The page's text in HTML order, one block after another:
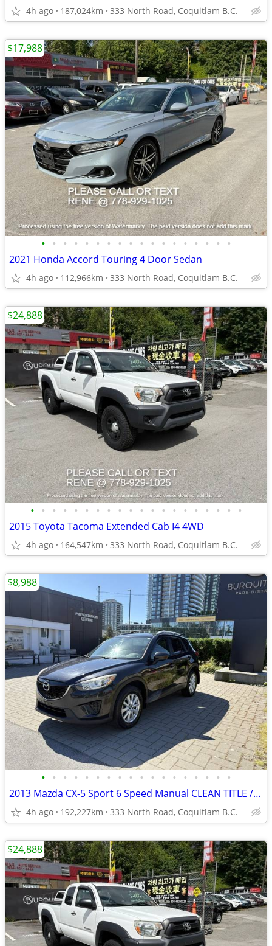
4h ago 187,024km 333 North Road, Coquitlam B.C.
• • • • • • • • • • • • • • • • • •
2021 Honda Accord Touring 4 Door Sedan
4h ago 112,966km 333 North Road, Coquitlam B.C.
$17,988
• • • • • • • • • • • • • • • • • • • •
2015 Toyota Tacoma Extended Cab I4 4WD
4h ago 164,547km 333 North Road, Coquitlam B.C.
$24,888
• • • • • • • • • • • • • • • • • •
2013 Mazda CX-5 Sport 6 Speed Manual CLEAN TITLE / ONE OWNER
4h ago 192,227km 333 North Road, Coquitlam B.C.
$8,988
$24,888